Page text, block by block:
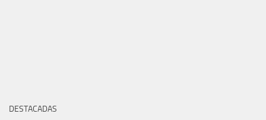
DESTACADAS